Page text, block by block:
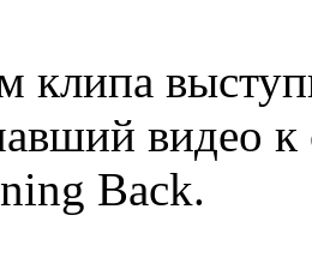
клипа
видео
Back.